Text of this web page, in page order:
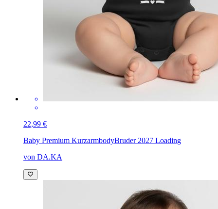
22,99 €
Baby Premium KurzarmbodyBruder 2027 Loading
von DA.KA